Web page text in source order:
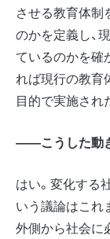
させる教育体制
のかを定義し、
ているのかを確
れば現行の教育
目的で実施され
――こうした動き
はい。変化する
いう議論はこれ
外側から社会に